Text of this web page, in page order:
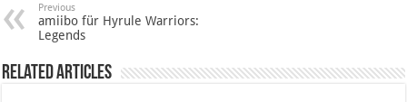
Previous
amiibo für Hyrule Warriors:
Legends
Related Articles